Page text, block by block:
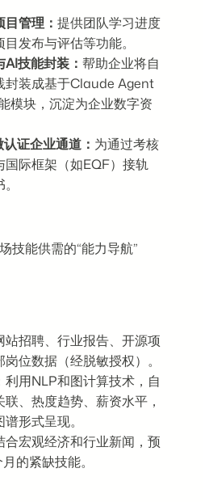
管理： 提供团队学习进度
发布与评估等功能。
技能封装： 帮助企业将自
封装成基于Claude Agent
模块，沉淀为企业数字资
证企业通道： 为通过考核
国际框架（如EQF）接轨
技能供需的“能力导航”
站招聘、行业报告、开源项
位数据（经脱敏授权）。
利用NLP和图计算技术，自
、热度趋势、薪资水平，
形式呈现。
合宏观经济和行业新闻，预
的紧缺技能。